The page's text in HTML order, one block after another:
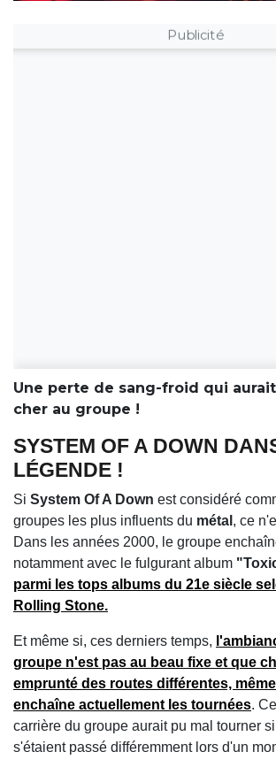
Publicité
Une perte de sang-froid qui
cher au groupe !
SYSTEM OF A DOWN
LÉGENDE !
Si System Of A Down est considéré
groupes les plus influents du métal , ce
Dans les années 2000, le groupe
notamment avec le fulgurant album
parmi les tops albums du 21e siècle
Rolling Stone.
Et même si, ces derniers temps,
groupe n'est pas au beau fixe et que
emprunté des routes différentes,
enchaîne actuellement les tournées.
carrière du groupe aurait pu mal tourner
s'étaient passé différemment lors d'un